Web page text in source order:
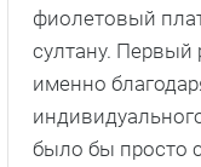
фиолетовый
султану. Первый
именно
было бы просто